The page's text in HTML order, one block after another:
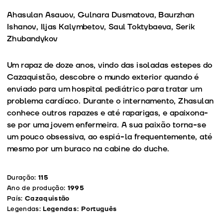
Ahasulan Asauov, Gulnara Dusmatova, Baurzhan
Ishanov, Iljas Kalymbetov, Saul Toktybaeva, Serik
Zhubandykov
Um rapaz de doze anos, vindo das isoladas estepes do
Cazaquistão, descobre o mundo exterior quando é
enviado para um hospital pediátrico para tratar um
problema cardíaco. Durante o internamento, Zhasulan
conhece outros rapazes e até raparigas, e apaixona-
se por uma jovem enfermeira. A sua paixão torna-se
um pouco obsessiva, ao espiá-la frequentemente, até
mesmo por um buraco na cabine do duche.
Duração: 115
Ano de produção: 1995
País: Cazaquistão
Legendas:Legendas: Português